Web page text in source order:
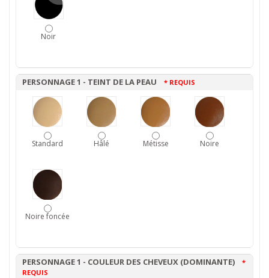
Noir
PERSONNAGE 1 - TEINT DE LA PEAU * REQUIS
Standard Hâlé Métisse Noire
Noire foncée
PERSONNAGE 1 - COULEUR DES CHEVEUX (DOMINANTE) *
REQUIS